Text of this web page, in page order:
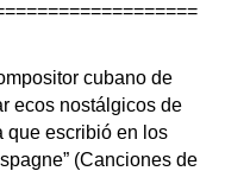
cubano de
ecos nostálgicos de
que escribió en los
(Canciones de